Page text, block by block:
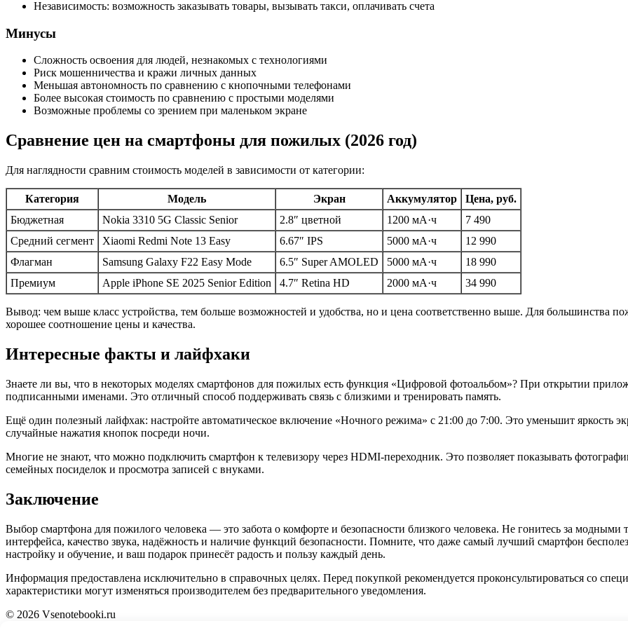
Независимость: возможность заказывать товары, вызывать такси, оплачивать счета
Минусы
Сложность освоения для людей, незнакомых с технологиями
Риск мошенничества и кражи личных данных
Меньшая автономность по сравнению с кнопочными телефонами
Более высокая стоимость по сравнению с простыми моделями
Возможные проблемы со зрением при маленьком экране
Сравнение цен на смартфоны для пожилых (2026 год)
Для наглядности сравним стоимость моделей в зависимости от категории:
Категория Модель Экран Аккумулятор
Цена, руб.
Бюджетная
Nokia 3310 5G Classic Senior 2.8″ цветной 1200 мА·ч
7 490
Средний сегмент
Xiaomi Redmi Note 13 Easy 6.67″ IPS 5000 мА·ч
12 990
Флагман
Samsung Galaxy F22 Easy Mode 6.5″ Super AMOLED 5000 мА·ч
18 990
Премиум
Apple iPhone SE 2025 Senior Edition 4.7″ Retina HD 2000 мА·ч 34 990
Вывод: чем выше класс устройства, тем больше возможностей и удобства, но и цена соответственно выше. Для
хорошее соотношение цены и качества.
Интересные факты и лайфхаки
Знаете ли вы, что в некоторых моделях смартфонов для пожилых есть функция «Цифровой фотоальбом»? При открытии
подписанными именами. Это отличный способ поддерживать связь с близкими и тренировать память.
Ещё один полезный лайфхак: настройте автоматическое включение «Ночного режима» с 21:00 до 7:00. Это уменьшит яркость
случайные нажатия кнопок посреди ночи.
Многие не знают, что можно подключить смартфон к телевизору через HDMI-переходник. Это позволяет показывать
семейных посиделок и просмотра записей с внуками.
Заключение
Выбор смартфона для пожилого человека — это забота о комфорте и безопасности близкого человека. Не гонитесь за
интерфейса, качество звука, надёжность и наличие функций безопасности. Помните, что даже самый лучший смартфон
настройку и обучение, и ваш подарок принесёт радость и пользу каждый день.
Информация предоставлена исключительно в справочных целях. Перед покупкой рекомендуется проконсультироваться со
характеристики могут изменяться производителем без предварительного уведомления.
© 2026 Vsenotebooki.ru